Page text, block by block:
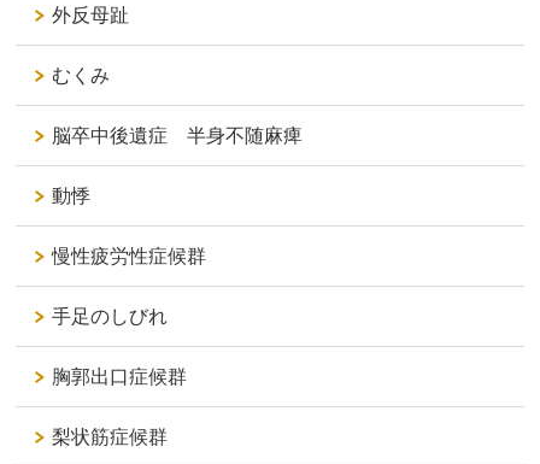
外反母趾
むくみ
脳卒中後遺症 半身不随麻痺
動悸
慢性疲労性症候群
手足のしびれ
胸郭出口症候群
梨状筋症候群